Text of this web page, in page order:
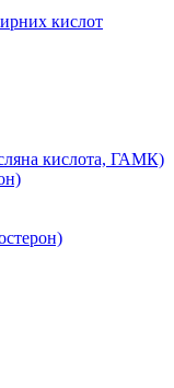
кислот
кислота, ГАМК)